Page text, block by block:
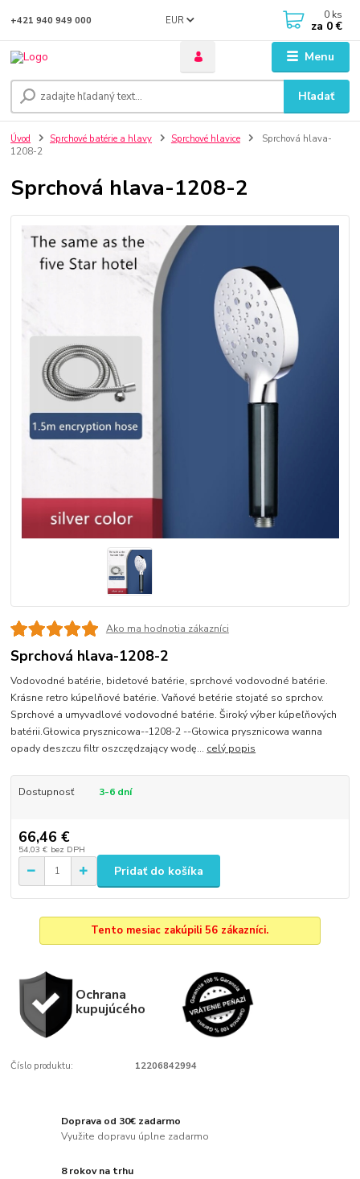
Menu
EUR
Hľadať
+421 940 949 000 0 ks
za 0 €
Úvod Sprchové batérie a hlavy Sprchové hlavice
Sprchová hlava-
1208-2
Sprchová hlava-1208-2
Ako ma hodnotia zákazníci
Sprchová hlava-1208-2
Vodovodné batérie, bidetové batérie, sprchové vodovodné batérie.
Krásne retro kúpelňové batérie. Vaňové betérie stojaté so sprchov.
Sprchové a umyvadlové vodovodné batérie. Široký výber kúpeľňových
batérii.Głowica prysznicowa--1208-2 --Głowica prysznicowa wanna
opady deszczu filtr oszczędzający wodę... celý popis
Dostupnosť 3-6 dní
66,46 €
54,03 € bez DPH
Pridať do košíka
Tento mesiac zakúpili 56 zákazníci.
Ochrana
kupujúcého
Číslo produktu: 12206842994
Doprava od 30€ zadarmo
Využite dopravu úplne zadarmo
8 rokov na trhu